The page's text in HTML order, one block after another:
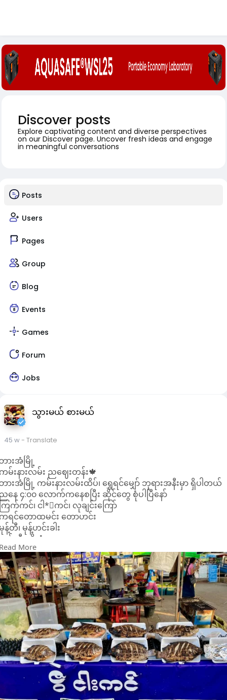
Discover posts
Explore captivating content and diverse perspectives
on our Discover page. Uncover fresh ideas and engage
in meaningful conversations
Posts
Users
Pages
Group
Blog
Events
Games
Forum
Jobs
သွားမယ် စားမယ်
45 w- Translate
ားအံမြို့
မ်းနားလမ်း ညဈေးတန်း🍁
ားအံမြို့ ကမ်းနားလမ်းထိပ်၊ ရွှေရင်မျှော် ဘုရားအနီးမှာ ရှိပါတယ်
နေ ၄:၀၀ လောက်ကနေစပြီး ဆိုင်တွေ စုံပါပြီနော်
ြက်ကင်၊ ငါ*းကင်၊ လုချင်းကြော်
ရင်တောထမင်း တောဟင်း
န့်တီ၊ မုန့်ဟင်းခါး
စ်သီးမျိုးစုံ
င်းရိုးရာအစာ:အစာ၊ ဗမာရျုးရာအစာ:အစာ၊ ကရင်ရိုးရာအစာ:အစာ
ရရှိပါတယ်
ခါအခွင့်ကြုံရင် ဘားအံကို လာလည်တဲ့အခါ ညဈေးတန်းလေးကို
ည်း ဝင်လည်ဖို့လည်းမမေ့နဲ့နော်😍
Paoh Stars
ားအံ ခရီးသွား(ဓာတ်ပုံ)
More